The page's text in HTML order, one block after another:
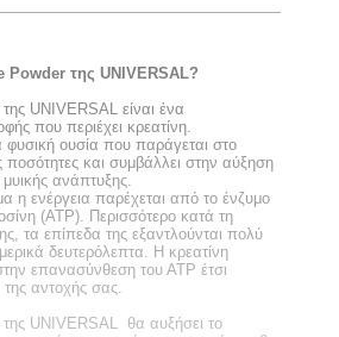
Powder της UNIVERSAL?
UNIVERSAL είναι ένα
που περιέχει κρεατίνη.
φυσική ουσία που παράγεται στο
και συμβάλλει στην αύξηση
ανάπτυξης.
η ενέργεια παρέχεται από το ένζυμο
(ΑΤΡ). Περισσότερο κατά τη
τα επίπεδα της εξαντλούνται πολύ
δευτερόλεπτα. Η κρεατίνη
επανασύνθεση του ΑΤΡ έτσι
αντοχής σας.
UNIVERSAL θα αυξήσει το